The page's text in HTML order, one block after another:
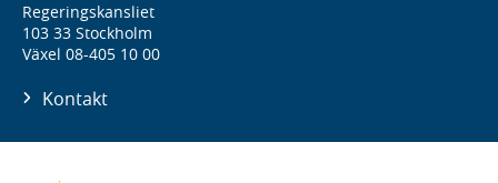
Regeringskansliet
103 33 Stockholm
Växel 08-405 10 00
Kontakt